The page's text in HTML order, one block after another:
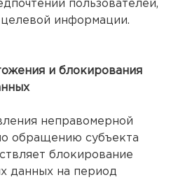
пользователей,
информации.
и блокирования
неправомерной
обращению субъекта
блокирование
данных на период